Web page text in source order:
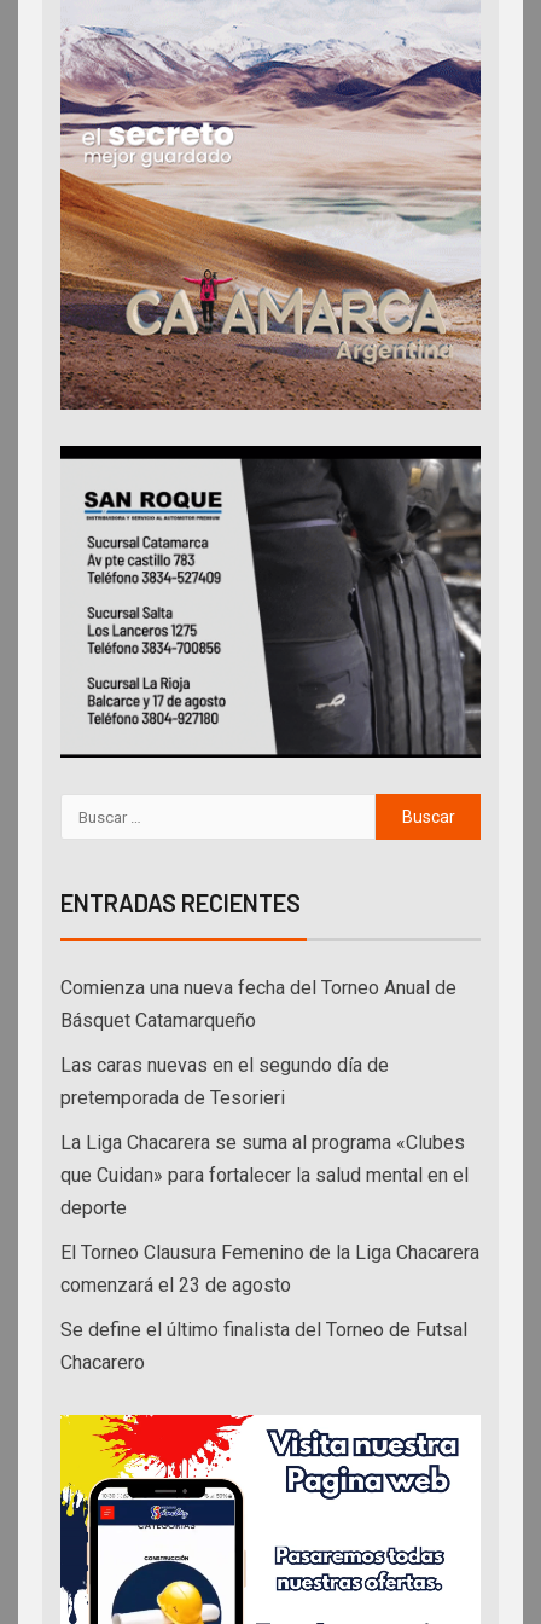
ENTRADAS RECIENTES
Comienza una nueva fecha del Torneo Anual de
Básquet Catamarqueño
Las caras nuevas en el segundo día de
pretemporada de Tesorieri
La Liga Chacarera se suma al programa «Clubes
que Cuidan» para fortalecer la salud mental en el
deporte
El Torneo Clausura Femenino de la Liga Chacarera
comenzará el 23 de agosto
Se define el último finalista del Torneo de Futsal
Chacarero